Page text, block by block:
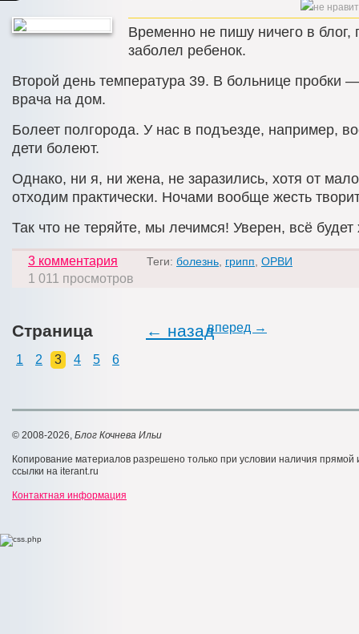
Временно не пишу ничего в блог,
заболел ребенок.
Второй день температура 39. В больнице пробки
врача на дом.
Болеет полгорода. У нас в подъезде, например,
дети болеют.
Однако, ни я, ни жена, не заразились, хотя от
отходим практически. Ночами вообще жесть
Так что не теряйте, мы лечимся! Уверен, всё
3 комментария Теги: болезнь грипп ОРВИ
1 011 просмотров
Страница ← назадвперед →
1 2 3 4 5 6
© 2008-2026, Блог Кочнева Ильи
Копирование материалов разрешено только при условии наличия прямой
ссылки на iterant.ru
Контактная информация